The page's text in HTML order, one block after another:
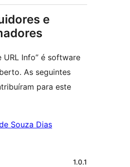
e
URL Info” é software
As seguintes
para este
Souza Dias
1.0.1